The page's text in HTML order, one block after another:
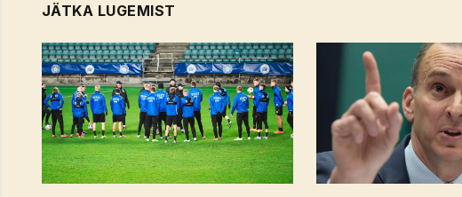
JÄTKA LUGEMIST